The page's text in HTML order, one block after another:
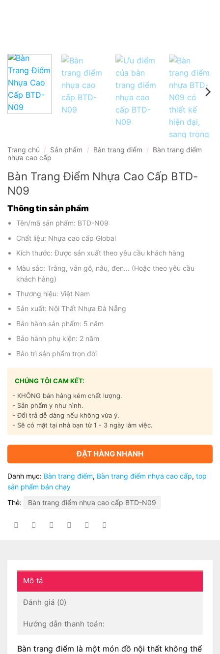
Trang chủ / Sản phẩm / Bàn trang điểm / Bàn trang điểm
nhựa cao cấp
Bàn Trang Điểm Nhựa Cao Cấp BTD-
N09
Thông tin sản phẩm
Tên/mã sản phẩm: BTD-N09
Chất liệu: Nhựa cao cấp Global
Kích thước: Được sản xuất theo yêu cầu khách hàng
Màu sắc: Trắng, vân gỗ, nâu, đen… (Hoặc theo yêu cầu
khách hàng)
Thương hiệu: Việt Nam
Sản xuất: Nội Thất Nhựa Đà Nẵng
Bảo hành sản phẩm: 5 năm
Bảo hành phụ kiện: 2 năm
Bảo trì sản phẩm trọn đời
CHÚNG TÔI CAM KẾT:
- KHÔNG bán hàng kém chất lượng.
- Sản phẩm y như hình.
- Đổi trả dễ dàng nếu không vừa ý.
- Sẽ có mặt tại nhà bạn từ 1 - 3 ngày làm việc.
ĐẶT HÀNG NHANH
Danh mục: Bàn trang điểm, Bàn trang điểm nhựa cao cấp, top
sản phẩm bán chạy
Thẻ:
Bàn trang điểm nhựa cao cấp BTD-N09
Mô tả
Đánh giá (0)
Hướng dẫn thanh toán:
Bàn trang điểm là một món đồ nội thất không thể